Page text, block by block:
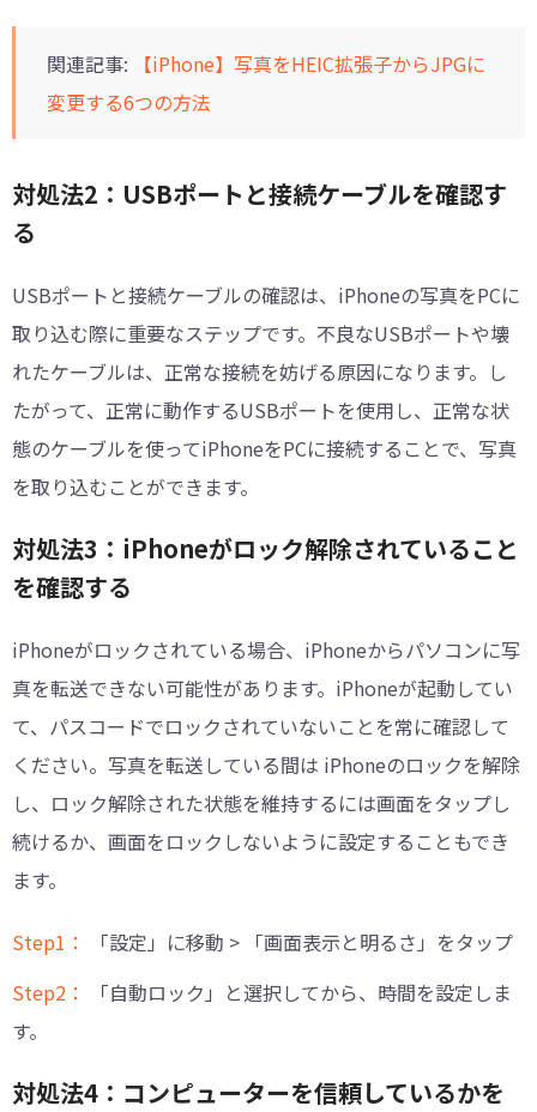
関連記事:
【iPhone】写真をHEIC拡張子からJPGに
変更する6つの方法
対処法2：USBポートと接続ケーブルを確認す
る
USBポートと接続ケーブルの確認は、iPhoneの写真をPCに
取り込む際に重要なステップです。不良なUSBポートや壊
れたケーブルは、正常な接続を妨げる原因になります。し
たがって、正常に動作するUSBポートを使用し、正常な状
態のケーブルを使ってiPhoneをPCに接続することで、写真
を取り込むことができます。
対処法3：iPhoneがロック解除されていること
を確認する
iPhoneがロックされている場合、iPhoneからパソコンに写
真を転送できない可能性があります。iPhoneが起動してい
て、パスコードでロックされていないことを常に確認して
ください。写真を転送している間は iPhoneのロックを解除
し、ロック解除された状態を維持するには画面をタップし
続けるか、画面をロックしないように設定することもでき
ます。
Step1：
「設定」に移動 > 「画面表示と明るさ」をタップ
Step2：
「自動ロック」と選択してから、時間を設定しま
す。
対処法4：コンピューターを信頼しているかを